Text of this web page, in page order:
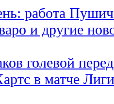
работа
и другие
голевой
в матче